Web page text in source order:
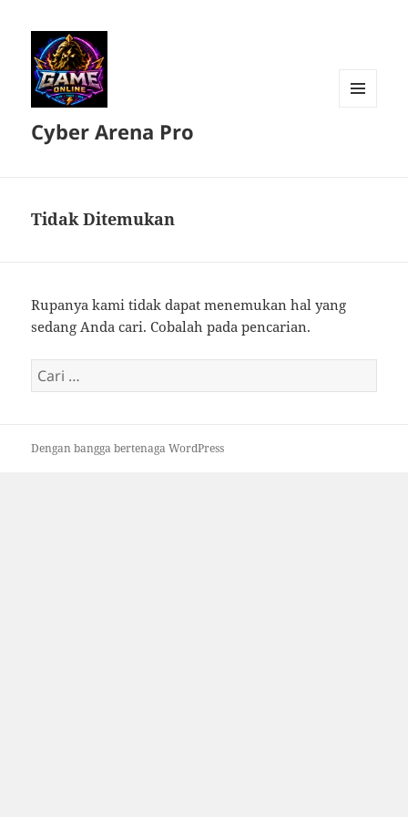
Cyber Arena Pro
Tidak Ditemukan
Rupanya kami tidak dapat menemukan hal yang
sedang Anda cari. Cobalah pada pencarian.
Cari
untuk:
Dengan bangga bertenaga WordPress